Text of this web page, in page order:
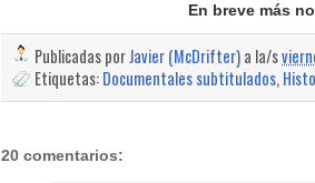
En breve más
Publicadas porJavier (McDrifter)a la/s
Etiquetas:Documentales subtitulados,
20 comentarios: